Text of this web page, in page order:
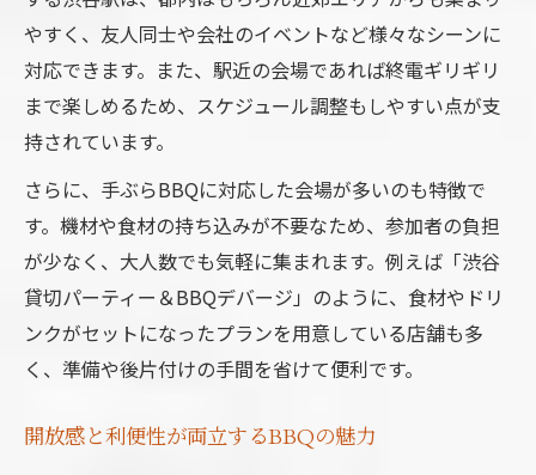
やすく、友人同士や会社のイベントなど様々なシーンに
対応できます。また、駅近の会場であれば終電ギリギリ
まで楽しめるため、スケジュール調整もしやすい点が支
持されています。
さらに、手ぶらBBQに対応した会場が多いのも特徴で
す。機材や食材の持ち込みが不要なため、参加者の負担
が少なく、大人数でも気軽に集まれます。例えば「渋谷
貸切パーティー＆BBQデバージ」のように、食材やドリ
ンクがセットになったプランを用意している店舗も多
く、準備や後片付けの手間を省けて便利です。
開放感と利便性が両立するBBQの魅力